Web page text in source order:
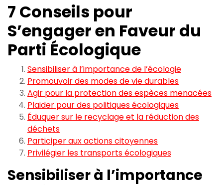
7 Conseils pour
S’engager en Faveur du
Parti Écologique
Sensibiliser à l’importance de l’écologie
Promouvoir des modes de vie durables
Agir pour la protection des espèces menacées
Plaider pour des politiques écologiques
Éduquer sur le recyclage et la réduction des
déchets
Participer aux actions citoyennes
Privilégier les transports écologiques
Sensibiliser à l’importance